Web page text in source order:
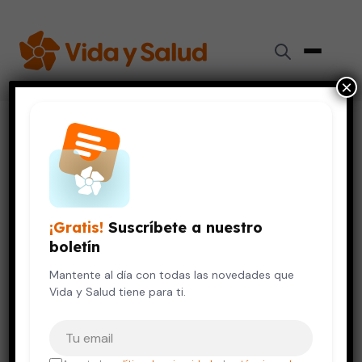
Videos de Salud
EMBARAZO Y BEBÉS
Terapias de sanación
12 de octubre, 2023
¡Gratis! Suscríbete a nuestro
boletín
Mantente al día con todas las novedades que
Vida y Salud tiene para ti.
×